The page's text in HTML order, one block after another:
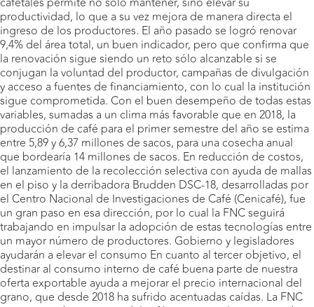
productividad, lo que a su vez mejora de manera directa el
ingreso de los productores. El año pasado se logró renovar
9,4% del área total, un buen indicador, pero que confirma que
la renovación sigue siendo un reto sólo alcanzable si se
conjugan la voluntad del productor, campañas de divulgación
y acceso a fuentes de financiamiento, con lo cual la institución
sigue comprometida. Con el buen desempeño de todas estas
variables, sumadas a un clima más favorable que en 2018, la
producción de café para el primer semestre del año se estima
entre 5,89 y 6,37 millones de sacos, para una cosecha anual
que bordearía 14 millones de sacos. En reducción de costos,
el lanzamiento de la recolección selectiva con ayuda de mallas
en el piso y la derribadora Brudden DSC-18, desarrolladas por
el Centro Nacional de Investigaciones de Café (Cenicafé), fue
un gran paso en esa dirección, por lo cual la FNC seguirá
trabajando en impulsar la adopción de estas tecnologías entre
un mayor número de productores. Gobierno y legisladores
ayudarán a elevar el consumo En cuanto al tercer objetivo, el
destinar al consumo interno de café buena parte de nuestra
oferta exportable ayuda a mejorar el precio internacional del
grano, que desde 2018 ha sufrido acentuadas caídas. La FNC